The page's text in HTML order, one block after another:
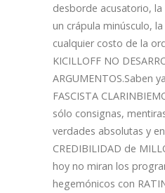
desborde acusatorio,
un crápula minúsculo,
cualquier costo de la
KICILLOFF NO
ARGUMENTOS.Saben
FASCISTA
sólo consignas,
verdades absolutas y
CREDIBILIDAD de
hoy no miran los
hegemónicos con